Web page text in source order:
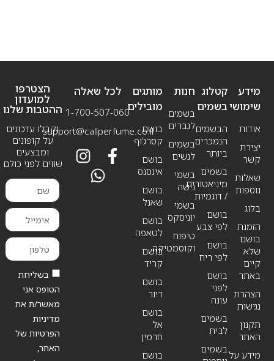
מידע
שימושי
אודות
יצירת
קשר
שאלות
נוספות
בלוג
הזמנת
בושם
שלא
קיים
באתר
הצהרת
נגישות
תקנון
האתר
מידע על
חנות
בשמים
לגברים
בשמים
לנשים
בשמי
נישה
בשמי
יוניסקס
טיפוח
וקוסמטיקה
קטלוג
בשמים
הבשמים
הנמכרים
ביותר
בשמים
מיניאטורים
/ דוגמיות
בושם
לפי צבע
בושם
לפי ריח
בושם
לפני
עונה
בשמים
לבית
בשמים
מותגים
מובילים
בושם
קסרג’וף
בושם
אינסנס
בושם
שאנל
בושם
לטאפה
בושם
קריד
בושם
דיור
בושם
אל
חרמין
בושם
לכל שאלה
1-700-507-060
support@callperfume.co.il
הצטרפו
למועדון
ההטבות שלנו
וקבלו עדכונים
על קופונים
ומבצעים
שווים לפני כולם
בשליחת
הטופס אני
מאשר/ת את
מדיניות
הפרטיות של
האתר,